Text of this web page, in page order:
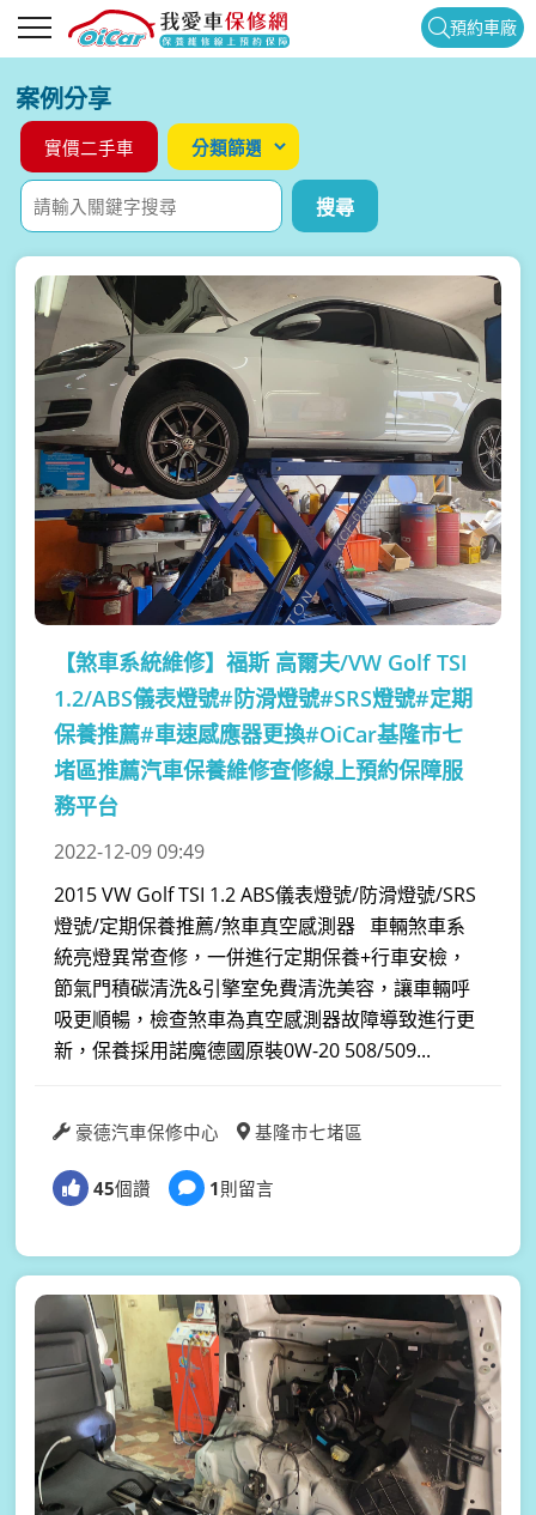
預約車廠
案例分享
【煞車系統維修】福斯 高爾夫/VW Golf TSI
1.2/ABS儀表燈號#防滑燈號#SRS燈號#定期
保養推薦#車速感應器更換#OiCar基隆市七
堵區推薦汽車保養維修查修線上預約保障服
務平台
2022-12-09 09:49
2015 VW Golf TSI 1.2 ABS儀表燈號/防滑燈號/SRS
燈號/定期保養推薦/煞車真空感測器 車輛煞車系
統亮燈異常查修，一併進行定期保養+行車安檢，
節氣門積碳清洗&引擎室免費清洗美容，讓車輛呼
吸更順暢，檢查煞車為真空感測器故障導致進行更
新，保養採用諾魔德國原裝0W-20 508/509...
豪德汽車保修中心 基隆市七堵區
45個讚 1則留言